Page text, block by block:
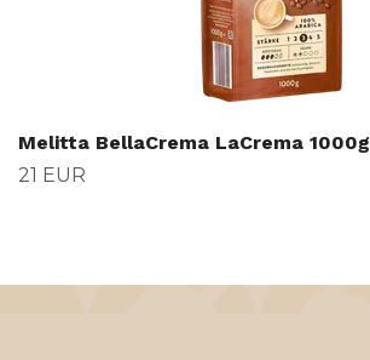
Melitta BellaCrema LaCrema 1000g
21 EUR